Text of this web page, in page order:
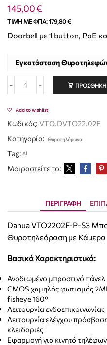
145,00€
ΤΙΜΉ ΜΕ ΦΠΑ:179,80€
Doorbell με 1 button, PoE
Εγκατάσταση
ΠΡΟΣΘΉΚΗ
Add to wishlist
Κωδικός: VTO.DVTO22.02F
Κατηγορία: Θυροτηλέφωνα
Tag: Al
Μοιραστείτε το:
ΠΕΡΙΓΡΑΦΉ
Dahua VTO2202F-P-S3
Θυροτηλεόραση με Κάμερα
Βασικά Χαρακτηριστικά:
Ανοδιωμένο μπροστινό πάνελ
CMOS χαμηλός φωτισμός
fisheye 160°
Λειτουργία ενδοεπικοινωνίας
Λειτουργία ελέγχου
κλειδαριές
Εφαρμογή για κινητό